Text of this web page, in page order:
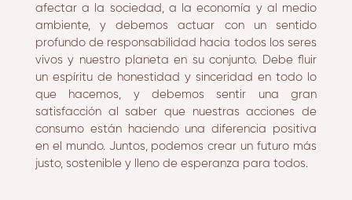
afectar a la sociedad, a la economía y al medio
ambiente, y debemos actuar con un sentido
profundo de responsabilidad hacia todos los seres
vivos y nuestro planeta en su conjunto. Debe fluir
un espíritu de honestidad y sinceridad en todo lo
que hacemos, y debemos sentir una gran
satisfacción al saber que nuestras acciones de
consumo están haciendo una diferencia positiva
en el mundo. Juntos, podemos crear un futuro más
justo, sostenible y lleno de esperanza para todos.